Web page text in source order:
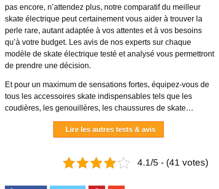
pas encore, n’attendez plus, notre comparatif du meilleur
skate électrique peut certainement vous aider à trouver la
perle rare, autant adaptée à vos attentes et à vos besoins
qu’à votre budget. Les avis de nos experts sur chaque
modèle de skate électrique testé et analysé vous permettront
de prendre une décision.
Et pour un maximum de sensations fortes, équipez-vous de
tous les accessoires skate indispensables tels que les
coudières, les genouillères, les chaussures de skate…
Lire les autres tests & avis
4.1/5 - (41 votes)